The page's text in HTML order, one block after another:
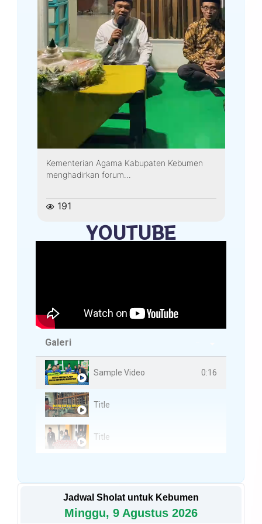
Kementerian Agama Kabupaten Kebumen
menghadirkan forum...
191
YOUTUBE
Galeri
Sample Video 0:16
Title
Title